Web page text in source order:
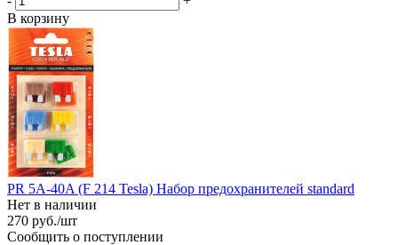
В корзину
PR 5A-40A (F 214 Tesla) Набор предохранителей standard
Нет в наличии
270 руб./шт
Сообщить о поступлении